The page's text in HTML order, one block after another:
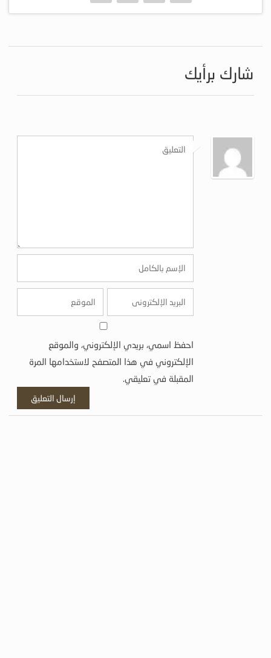
شارك برأيك
احفظ اسمي، بريدي الإلكتروني، والموقع
الإلكتروني في هذا المتصفح لاستخدامها المرة
المقبلة في تعليقي.